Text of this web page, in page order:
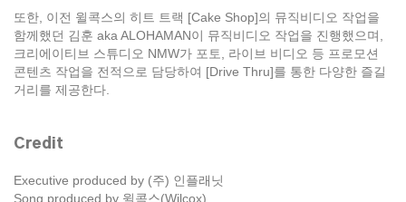
또한, 이전 윌콕스의 히트 트랙 [Cake Shop]의 뮤직비디오 작업을
함께했던 김훈 aka ALOHAMAN이 뮤직비디오 작업을 진행했으며,
크리에이티브 스튜디오 NMW가 포토, 라이브 비디오 등 프로모션
콘텐츠 작업을 전적으로 담당하여 [Drive Thru]를 통한 다양한 즐길
거리를 제공한다.
Credit
Executive produced by (주) 인플래닛
Song produced by 윌콕스(Wilcox)